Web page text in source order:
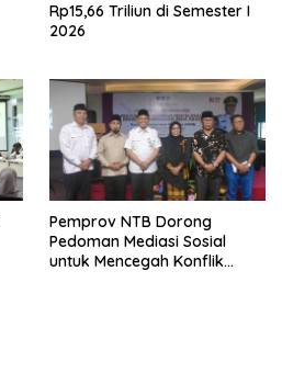
Rp15,66 Triliun di Semester I
2026
Pemprov NTB Dorong
Pedoman Mediasi Sosial
untuk Mencegah Konflik